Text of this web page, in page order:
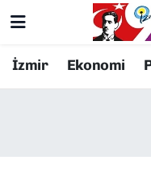
İzmir Ekonomi
Resmi İlanlar
Konak Nöbetçi
Süper Lig